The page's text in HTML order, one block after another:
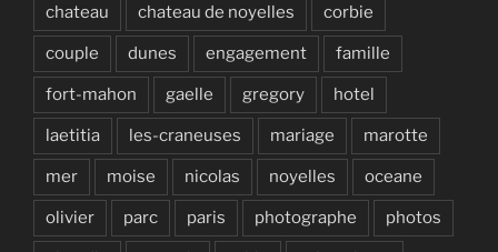
chateau chateau de noyelles corbie
couple dunes engagement famille
fort-mahon gaelle gregory hotel
laetitia les-craneuses mariage marotte
mer moise nicolas noyelles oceane
olivier parc paris photographe photos